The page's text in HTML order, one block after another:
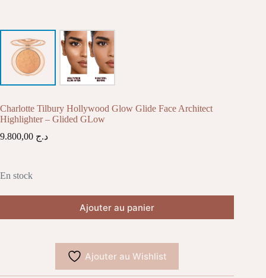
Charlotte Tilbury Hollywood Glow Glide Face Architect
Highlighter – Glided GLow
د.ج
En stock
Ajouter au panier
Ajouter au Wishlist